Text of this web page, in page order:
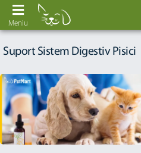
Meniu
Suport Sistem Digestiv Pisici